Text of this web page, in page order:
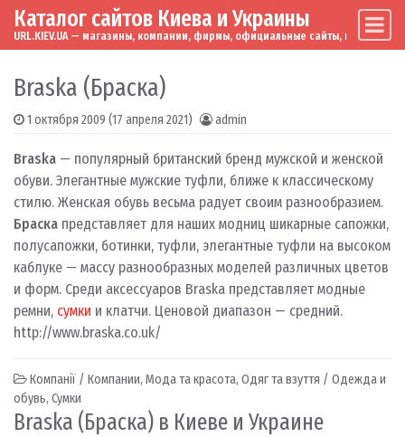
Skip to content
Main Navigation
Каталог сайтов Киева и Украины
URL.KIEV.UA — магазины, компании, фирмы, официальные сайты, мировые
Braska (Браска)
1 октября 2009 (17 апреля 2021) admin
Braska — популярный британский бренд мужской и женской
обуви. Элегантные мужские туфли, ближе к классическому
стилю. Женская обувь весьма радует своим разнообразием.
Браска представляет для наших модниц шикарные сапожки,
полусапожки, ботинки, туфли, элегантные туфли на высоком
каблуке — массу разнообразных моделей различных цветов
и форм. Среди аксессуаров Braska представляет модные
ремни, сумки и клатчи. Ценовой диапазон — средний.
http://www.braska.co.uk/
Компанії / Компании, Мода та красота, Одяг та взуття / Одежда и
обувь, Сумки
Braska (Браска) в Киеве и Украине